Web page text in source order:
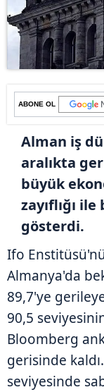
ABONE OL
Alman iş
aralıkta
büyük
zayıflığı
gösterdi.
Ifo
Almanya'da
89,7'ye
90,5
Bloomberg
gerisinde
seviyesinde